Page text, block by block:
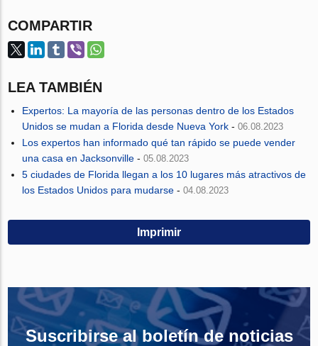
COMPARTIR
LEA TAMBIÉN
Expertos: La mayoría de las personas dentro de los Estados
Unidos se mudan a Florida desde Nueva York -06.08.2023
Los expertos han informado qué tan rápido se puede vender
una casa en Jacksonville -05.08.2023
5 ciudades de Florida llegan a los 10 lugares más atractivos de
los Estados Unidos para mudarse -04.08.2023
Imprimir
Suscribirse al boletín de noticias